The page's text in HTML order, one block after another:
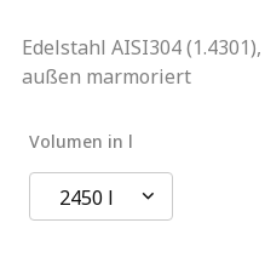
Edelstahl AISI304
außen marmoriert
Volumen in l
2450 l